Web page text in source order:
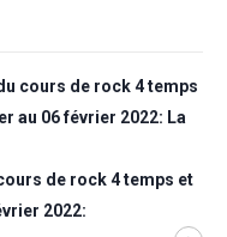
cours de rock 4 temps
au 06 février 2022: La
de rock 4 temps et
2022: